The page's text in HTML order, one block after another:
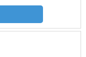
de obter
acordo